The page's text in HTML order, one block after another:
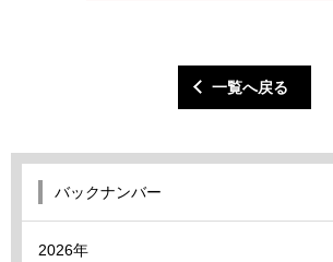
一覧へ戻る
バックナンバー
2026年